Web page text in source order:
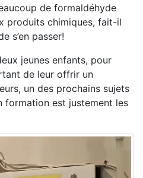
de formaldéhyde
produits chimiques, fait-il
s’en passer!
jeunes enfants, pour
de leur offrir un
un des prochains sujets
formation est justement les